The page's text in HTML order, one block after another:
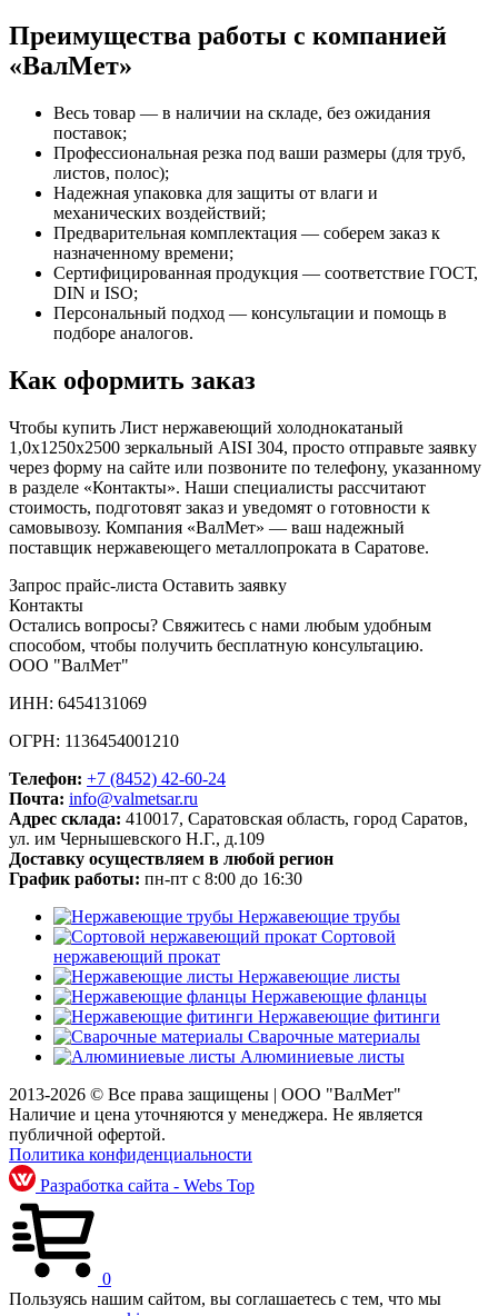
Преимущества работы с компанией
«ВалМет»
Весь товар — в наличии на складе, без ожидания
поставок;
Профессиональная резка под ваши размеры (для труб,
листов, полос);
Надежная упаковка для защиты от влаги и
механических воздействий;
Предварительная комплектация — соберем заказ к
назначенному времени;
Сертифицированная продукция — соответствие ГОСТ,
DIN и ISO;
Персональный подход — консультации и помощь в
подборе аналогов.
Как оформить заказ
Чтобы купить Лист нержавеющий холоднокатаный
1,0х1250х2500 зеркальный AISI 304, просто отправьте заявку
через форму на сайте или позвоните по телефону, указанному
в разделе «Контакты». Наши специалисты рассчитают
стоимость, подготовят заказ и уведомят о готовности к
самовывозу. Компания «ВалМет» — ваш надежный
поставщик нержавеющего металлопроката в Саратове.
Запрос прайс-листа Оставить заявку
Контакты
Остались вопросы? Свяжитесь с нами любым удобным
способом, чтобы получить бесплатную консультацию.
ООО "ВалМет"
ИНН: 6454131069
ОГРН: 1136454001210
Телефон: +7 (8452) 42-60-24
Почта: info@valmetsar.ru
Адрес склада: 410017, Саратовская область, город Саратов,
ул. им Чернышевского Н.Г., д.109
Доставку осуществляем в любой регион
График работы: пн-пт с 8:00 до 16:30
Нержавеющие трубы
Сортовой
нержавеющий прокат
Нержавеющие листы
Нержавеющие фланцы
Нержавеющие фитинги
Сварочные материалы
Алюминиевые листы
2013-2026 © Все права защищены | ООО "ВалМет"
Наличие и цена уточняются у менеджера. Не является
публичной офертой.
Политика конфиденциальности
Разработка сайта - Webs Top
0
Пользуясь нашим сайтом, вы соглашаетесь с тем, что мы